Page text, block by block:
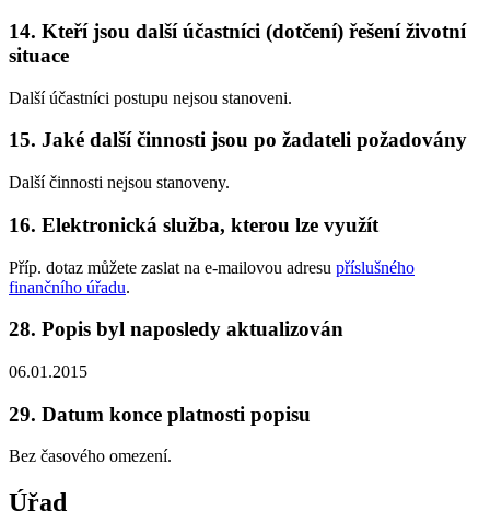
14. Kteří jsou další účastníci (dotčení) řešení životní
situace
Další účastníci postupu nejsou stanoveni.
15. Jaké další činnosti jsou po žadateli požadovány
Další činnosti nejsou stanoveny.
16. Elektronická služba, kterou lze využít
Příp. dotaz můžete zaslat na e-mailovou adresu příslušného
finančního úřadu.
28. Popis byl naposledy aktualizován
06.01.2015
29. Datum konce platnosti popisu
Bez časového omezení.
Úřad